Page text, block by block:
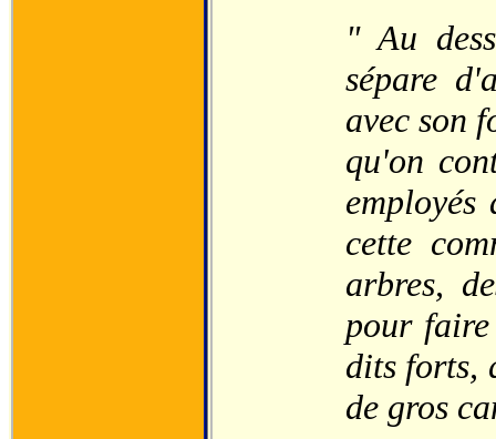
" Au
sépare
avec son
qu'on
cette
arbres,
pour faire
dits forts,
de gros